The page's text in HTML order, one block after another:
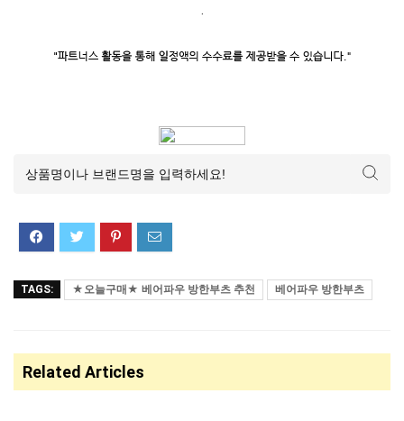
.
TAGS: ★오늘구매★ 베어파우 방한부츠 추천 베어파우 방한부츠
Related Articles